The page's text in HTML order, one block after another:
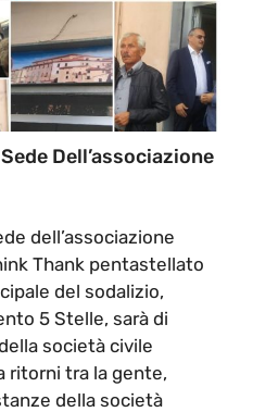
Dell’associazione
dell’associazione
Thank pentastellato
del sodalizio,
5 Stelle, sarà di
società civile
ritorni tra la gente,
della società